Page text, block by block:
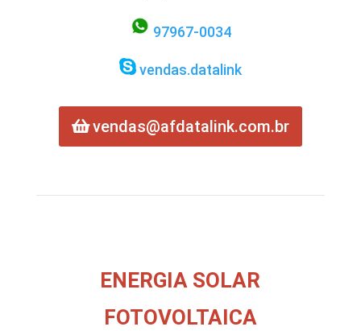
97967-0034
vendas.datalink
vendas@afdatalink.com.br
ENERGIA SOLAR
FOTOVOLTAICA